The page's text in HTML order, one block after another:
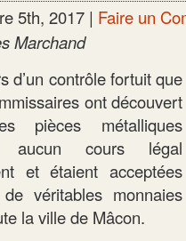
5th, 2017 | Faire un
Marchand
d’un contrôle fortuit que
ont découvert
pièces métalliques
aucun cours légal
et étaient acceptées
véritables monnaies
la ville de Mâcon.